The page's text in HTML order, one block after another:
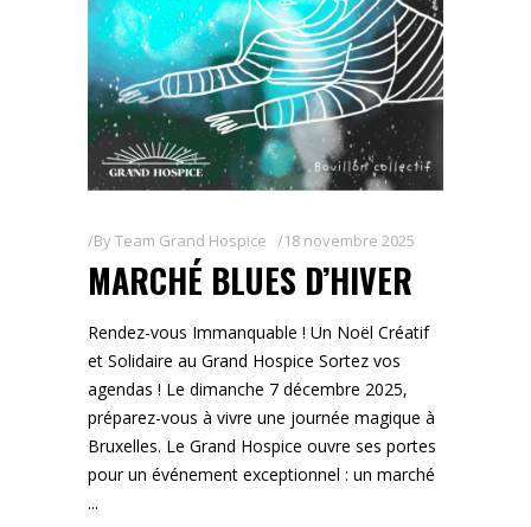
ByTeam Grand Hospice 18 novembre 2025
MARCHÉ BLUES D’HIVER
Rendez-vous Immanquable ! Un Noël Créatif
et Solidaire au Grand Hospice Sortez vos
agendas ! Le dimanche 7 décembre 2025,
préparez-vous à vivre une journée magique à
Bruxelles. Le Grand Hospice ouvre ses portes
pour un événement exceptionnel : un marché